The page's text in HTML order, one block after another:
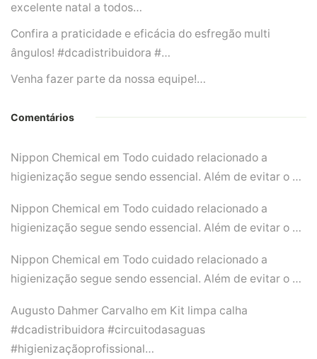
excelente natal a todos…
Confira a praticidade e eficácia do esfregão multi
ângulos! #dcadistribuidora #…
Venha fazer parte da nossa equipe!…
Comentários
Nippon Chemical em Todo cuidado relacionado a
higienização segue sendo essencial. Além de evitar o …
Nippon Chemical em Todo cuidado relacionado a
higienização segue sendo essencial. Além de evitar o …
Nippon Chemical em Todo cuidado relacionado a
higienização segue sendo essencial. Além de evitar o …
Augusto Dahmer Carvalho em Kit limpa calha
#dcadistribuidora #circuitodasaguas
#higienizaçãoprofissional…